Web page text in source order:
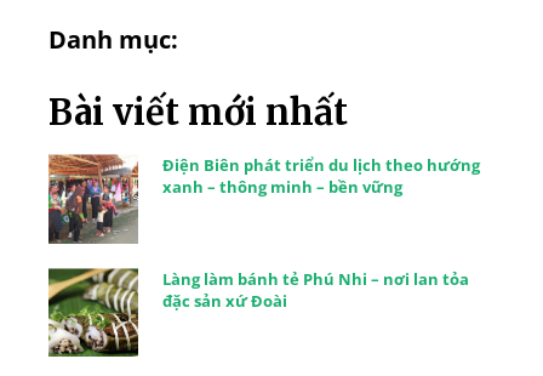
Danh mục:
Bài viết mới nhất
Điện Biên phát triển du lịch theo hướng
xanh – thông minh – bền vững
Làng làm bánh tẻ Phú Nhi – nơi lan tỏa
đặc sản xứ Đoài